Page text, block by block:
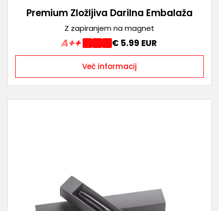
Premium Zložljiva Darilna Embalaža
Z zapiranjem na magnet
A++ € 5.99 EUR
Več informacij